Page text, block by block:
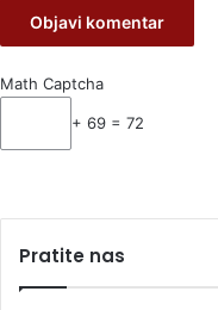
Math Captcha
+ 69 = 72
Pratite nas